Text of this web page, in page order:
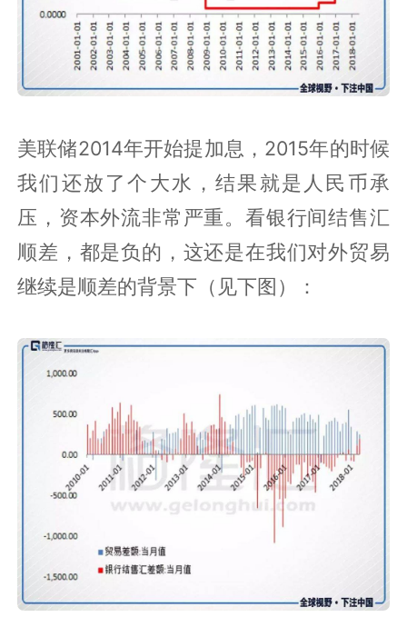
美联储2014年开始提加息，2015年的时候
我们还放了个大水，结果就是人民币承
压，资本外流非常严重。看银行间结售汇
顺差，都是负的，这还是在我们对外贸易
继续是顺差的背景下（见下图）：